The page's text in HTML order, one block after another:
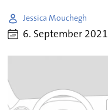
Jessica Mouchegh
6. September 2021